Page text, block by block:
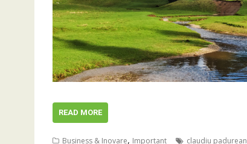
READ MORE
Business & Inovare, Important claudiu padurean